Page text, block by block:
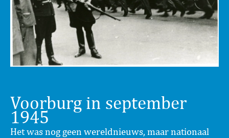
Voorburg in september
1945
Het was nog geen wereldnieuws, maar nationaal